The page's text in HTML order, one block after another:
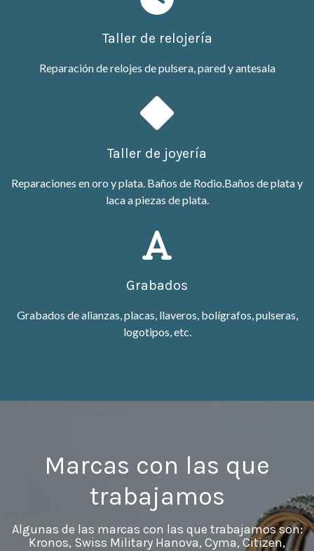
Taller de relojería
Reparación de relojes de pulsera, pared y antesala
Taller de joyería
Reparaciones en oro y plata. Baños de Rodio.Baños de plata y
laca a piezas de plata.
Grabados
Grabados de alianzas, placas, llaveros, bolígrafos, pulseras,
logotipos, etc.
Marcas con las que
trabajamos
Algunas de las marcas con las que trabajamos son:
Kronos, Swiss Military Hanova, Cyma, Citizen,